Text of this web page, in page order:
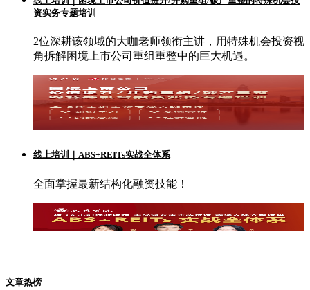
资实务专题培训
2位深耕该领域的大咖老师领衔主讲，用特殊机会投资视
角拆解困境上市公司重组重整中的巨大机遇。
线上培训｜ABS+REITs实战全体系
全面掌握最新结构化融资技能！
文章热榜